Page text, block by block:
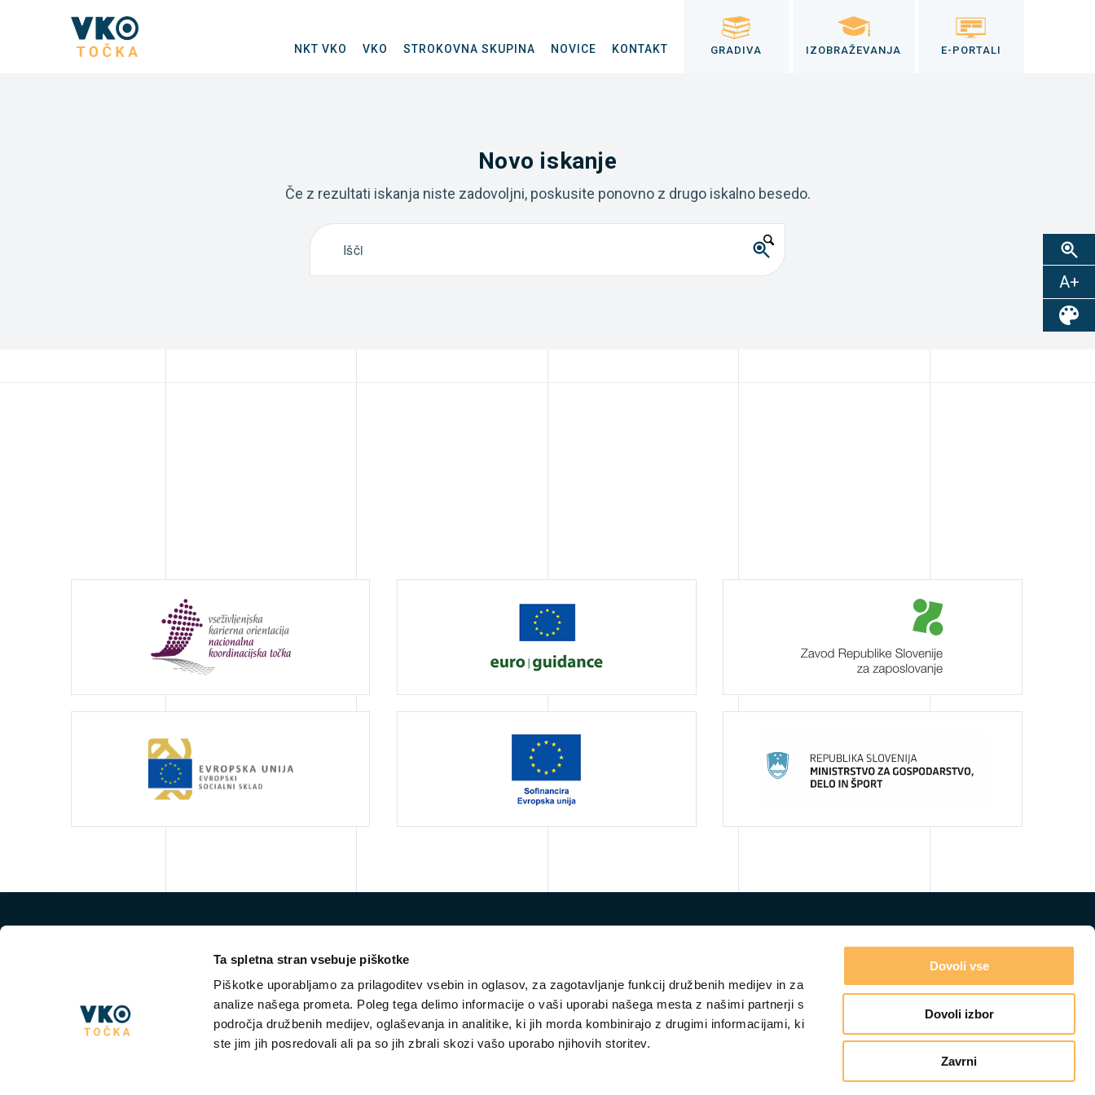
Ta spletna stran vsebuje piškotke
Piškotke uporabljamo za prilagoditev vsebin in oglasov, za zagotavljanje funkcij družbenih medijev in za
analize našega prometa. Poleg tega delimo informacije o vaši uporabi našega mesta z našimi partnerji s
področja družbenih medijev, oglaševanja in analitike, ki jih morda kombinirajo z drugimi informacijami, ki
ste jim jih posredovali ali pa so jih zbrali skozi vašo uporabo njihovih storitev.
Dovoli vse
Dovoli izbor
Zavrni
NKT VKO VKO STROKOVNA SKUPINA NOVICE KONTAKT GRADIVA IZOBRAŽEVANJA E-PORTALI
Novo iskanje
Če z rezultati iskanja niste zadovoljni, poskusite ponovno z drugo iskalno besedo.
A+
E-mail: vko@ess.gov.si
IZOBRAŽEVANJA